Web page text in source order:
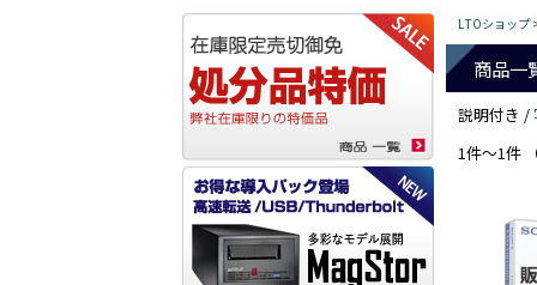
LTOショップ
商品一
説明付き /
1件～1件